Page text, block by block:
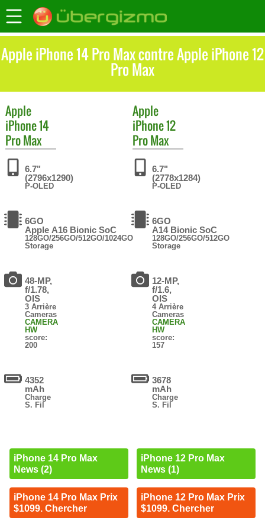
Apple iPhone 14 Pro Max contre Apple iPhone 12
Pro Max
Apple
iPhone 14
Pro Max
6.7"
(2796x1290)
P-OLED
6GO
Apple A16 Bionic SoC
128GO/256GO/512GO/1024GO
Storage
48-MP,
f/1.78,
OIS
3 Arrière
Cameras
CAMERA
HW
score:
200
4352
mAh
Charge
S. Fil
iPhone 14 Pro Max
News (2)
iPhone 14 Pro Max Prix
$1099. Chercher
Apple
iPhone 12
Pro Max
6.7"
(2778x1284)
P-OLED
6GO
A14 Bionic SoC
128GO/256GO/512GO
Storage
12-MP,
f/1.6,
OIS
4 Arrière
Cameras
CAMERA
HW
score:
157
3678
mAh
Charge
S. Fil
iPhone 12 Pro Max
News (1)
iPhone 12 Pro Max Prix
$1099. Chercher